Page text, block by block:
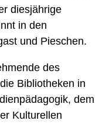
diesjährige
in den
und Pieschen.
des
Bibliotheken in
dem
Kulturellen